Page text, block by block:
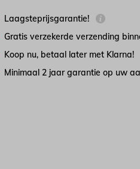
Laagsteprijsgarantie!
Gratis verzekerde verzending
Koop nu, betaal later met Klarna!
Minimaal 2 jaar garantie op uw